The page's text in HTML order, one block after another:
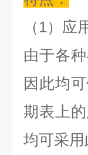
（ 1）应
由于各
因此均
期表上
均可采用